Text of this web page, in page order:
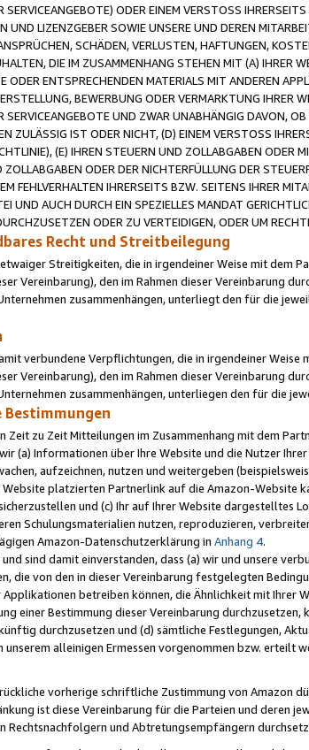
SERVICEANGEBOTE) ODER EINEM VERSTOSS
UND LIZENZGEBER SOWIE UNSERE UND DEREN
SCHÄDEN, VERLUSTEN, HAFTUNGEN,
DIE IM ZUSAMMENHANG STEHEN MIT (A) IHRER
ODER ENTSPRECHENDEN MATERIALS MIT ANDEREN
BEWERBUNG ODER VERMARKTUNG IHRER
SERVICEANGEBOTE UND ZWAR UNABHÄNGIG DAVON,
ZULÄSSIG IST ODER NICHT, (D) EINEM VERSTOSS
(E) IHREN STEUERN UND ZOLLABGABEN ODER
ODER DER NICHTERFÜLLUNG DER
FEHLVERHALTEN IHRERSEITS BZW. SEITENS IHRER
UND AUCH DURCH EIN SPEZIELLES MANDAT
ODER ZU VERTEIDIGEN, ODER UM
Recht und Streitbeilegung
Streitigkeiten, die in irgendeiner Weise mit dem
Vereinbarung), den im Rahmen dieser Vereinbarung
zusammenhängen, unterliegt den für die
verbundene Verpflichtungen, die in irgendeiner
Vereinbarung), den im Rahmen dieser Vereinbarung
zusammenhängen, unterliegen den für die
Bestimmungen
Zeit zu Zeit Mitteilungen im Zusammenhang mit dem
(a) Informationen über Ihre Website und die Nutzer
aufzeichnen, nutzen und weitergeben
Website platzierten Partnerlink auf die Amazon-Website
und (c) Ihr auf Ihrer Website dargestelltes
Schulungsmaterialien nutzen, reproduzieren,
Amazon-Datenschutzerklärung in Anhang 4.
sind damit einverstanden, dass (a) wir und unsere
die von den in dieser Vereinbarung festgelegten
betreiben können, die Ähnlichkeit mit Ihrer
einer Bestimmung dieser Vereinbarung
durchzusetzen und (d) sämtliche Festlegungen,
unserem alleinigen Ermessen vorgenommen bzw.
vorherige schriftliche Zustimmung von Amazon
ist diese Vereinbarung für die Parteien und deren
Rechtsnachfolgern und Abtretungsempfängern